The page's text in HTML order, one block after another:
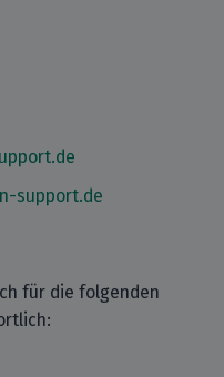
support.de
für die folgenden